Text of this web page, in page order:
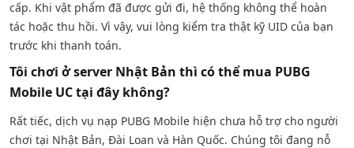
cấp. Khi vật phẩm đã được gửi đi, hệ thống không thể hoàn
tác hoặc thu hồi. Vì vậy, vui lòng kiểm tra thật kỹ UID của bạn
trước khi thanh toán.
Tôi chơi ở server Nhật Bản thì có thể mua PUBG
Mobile UC tại đây không?
Rất tiếc, dịch vụ nạp PUBG Mobile hiện chưa hỗ trợ cho người
chơi tại Nhật Bản, Đài Loan và Hàn Quốc. Chúng tôi đang nỗ